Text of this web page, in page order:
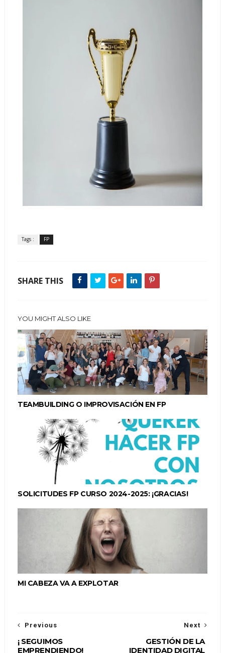
Tags : FP
SHARE THIS
YOU MIGHT ALSO LIKE
TEAMBUILDING O IMPROVISACIÓN EN FP
SOLICITUDES FP CURSO 2024-2025: ¡GRACIAS!
MI CABEZA VA A EXPLOTAR
Next
GESTIÓN DE LA
IDENTIDAD DIGITAL
Previous
¡ SEGUIMOS
EMPRENDIENDO!